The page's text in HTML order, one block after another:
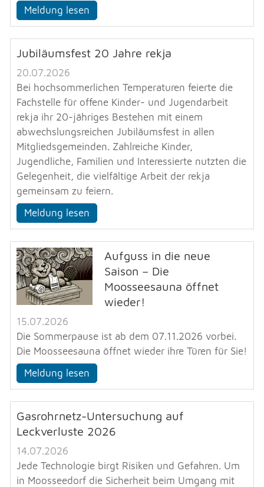
Meldung lesen
Jubiläumsfest 20 Jahre rekja
20.07.2026
Bei hochsommerlichen Temperaturen feierte die
Fachstelle für offene Kinder- und Jugendarbeit
rekja ihr 20-jähriges Bestehen mit einem
abwechslungsreichen Jubiläumsfest in allen
Mitgliedsgemeinden. Zahlreiche Kinder,
Jugendliche, Familien und Interessierte nutzten die
Gelegenheit, die vielfältige Arbeit der rekja
gemeinsam zu feiern.
Meldung lesen
Aufguss in die neue
Saison – Die
Moosseesauna öffnet
wieder!
15.07.2026
Die Sommerpause ist ab dem 07.11.2026 vorbei.
Die Moosseesauna öffnet wieder ihre Türen für Sie!
Meldung lesen
Gasrohrnetz-Untersuchung auf
Leckverluste 2026
14.07.2026
Jede Technologie birgt Risiken und Gefahren. Um
in Moosseedorf die Sicherheit beim Umgang mit